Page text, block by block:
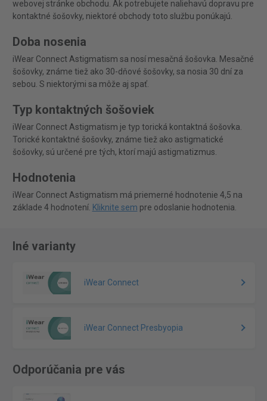
webovej stránke obchodu. Ak potrebujete naliehavú dopravu pre
kontaktné šošovky, niektoré obchody toto službu ponúkajú.
Doba nosenia
iWear Connect Astigmatism sa nosí mesačná šošovka. Mesačné
šošovky, známe tiež ako 30-dňové šošovky, sa nosia 30 dní za
sebou. S niektorými sa môže aj spať.
Typ kontaktných šošoviek
iWear Connect Astigmatism je typ torická kontaktná šošovka.
Torické kontaktné šošovky, známe tiež ako astigmatické
šošovky, sú určené pre tých, ktorí majú astigmatizmus.
Hodnotenia
iWear Connect Astigmatism má priemerné hodnotenie 4,5 na
základe 4 hodnotení. Kliknite sem pre odoslanie hodnotenia.
Iné varianty
iWear Connect
iWear Connect Presbyopia
Odporúčania pre vás